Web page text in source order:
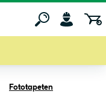
Fototapeten